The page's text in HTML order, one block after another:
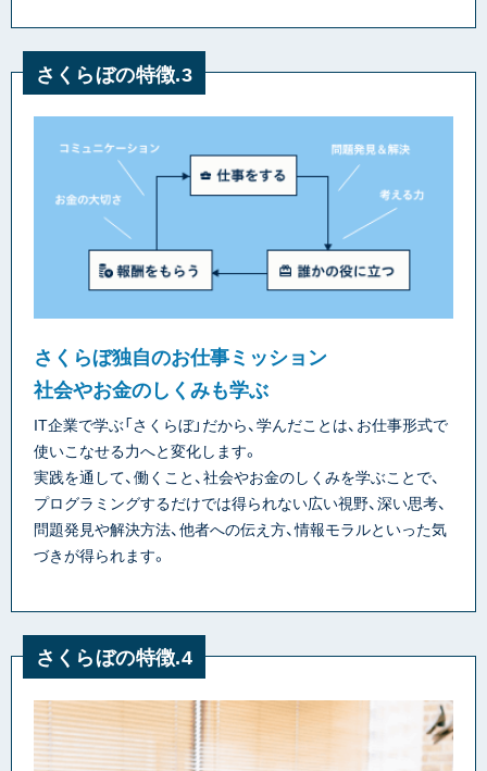
さくらぼの特徴.3
さくらぼ独自のお仕事ミッション
社会やお金のしくみも学ぶ
IT企業で学ぶ「さくらぼ」だから、学んだことは、お仕事形式で
使いこなせる力へと変化します。
実践を通して、働くこと、社会やお金のしくみを学ぶことで、
プログラミングするだけでは得られない広い視野、深い思考、
問題発見や解決方法、他者への伝え方、情報モラルといった気
づきが得られます。
さくらぼの特徴.4